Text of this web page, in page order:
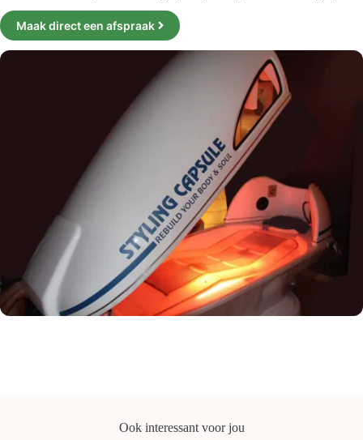
Maak direct een afspraak
Ook interessant voor jou